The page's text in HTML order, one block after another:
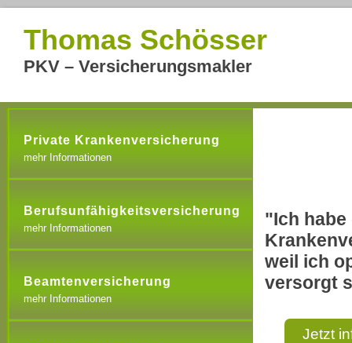
Thomas Schösser
PKV – Versicherungsmakler
Private Krankenversicherung
mehr Informationen
Berufsunfähigkeitsversicherung
mehr Informationen
Beamtenversicherung
mehr Informationen
"Ich habe
weil ich
versorgt
Jetzt